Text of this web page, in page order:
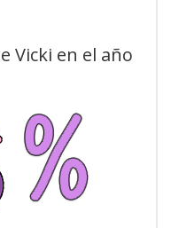
Vicki en el año